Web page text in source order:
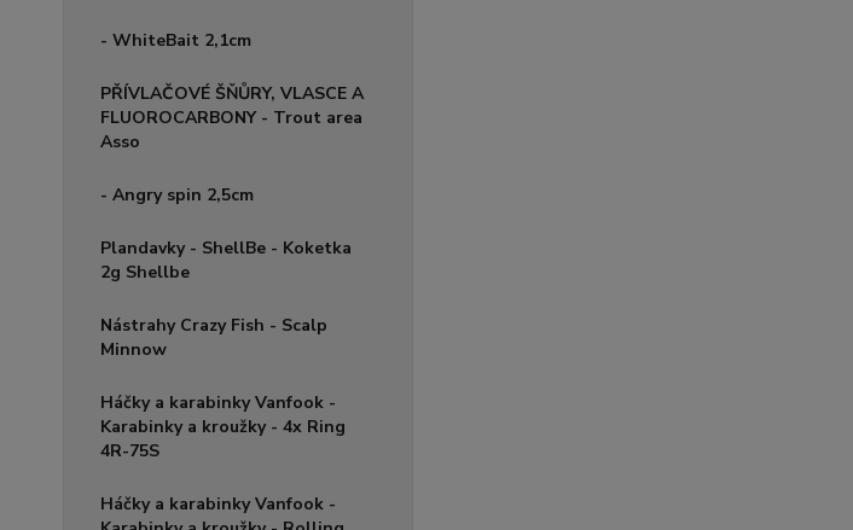
- WhiteBait 2,1cm
PŘÍVLAČOVÉ ŠŇŮRY, VLASCE A
FLUOROCARBONY - Trout area
Asso
- Angry spin 2,5cm
Plandavky - ShellBe - Koketka
2g Shellbe
Nástrahy Crazy Fish - Scalp
Minnow
Háčky a karabinky Vanfook -
Karabinky a kroužky - 4x Ring
4R-75S
Háčky a karabinky Vanfook -